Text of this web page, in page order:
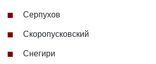
Серпухов
Скоропусковский
Снегири